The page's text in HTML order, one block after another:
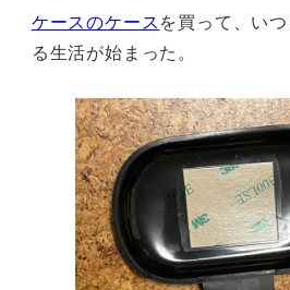
ケースのケースを買って、い
る生活が始まった。